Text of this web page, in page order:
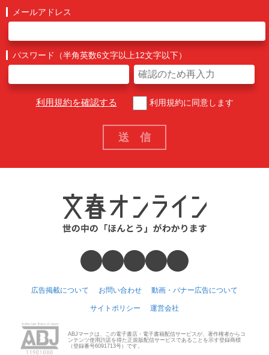
メールアドレス
パスワード（半角英数6文字以上12文字以下）
利用規約を確認する 利用規約に同意します
広告掲載について お問い合わせ 動画・バナー広告について
サイトポリシー 運営会社
ABJマークは、この電子書店・電子書籍配信サービスが、著作権者からコ
ンテンツ使用許諾を得た正規版配信サービスであることを示す登録商標
（登録番号6091713号）です。